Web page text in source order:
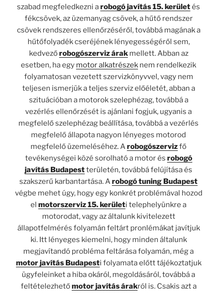
szabad megfeledkezni arobogó javítás 15. kerületés
fékcsövek, az üzemanyag csövek, a hűtő rendszer
csövek rendszeres ellenőrzéséről, továbbá magának a
hűtőfolyadék cseréjének lényegességéről sem,
kedvezőrobogószerviz árakmellett. Abban az
esetben, ha egy motor alkatrészek nem rendelkezik
folyamatosan vezetett szervizkönyvvel, vagy nem
teljesen ismerjük a teljes szerviz előéletét, abban a
szituációban a motorok szelephézag, továbbá a
vezérlés ellenőrzését is ajánlani fogjuk, ugyanis a
megfelelő szelephézag beállítása, továbbá a vezérlés
megfelelő állapota nagyon lényeges motorod
megfelelő üzemeléséhez. Arobogószervizfő
tevékenységei közé sorolható a motor és robogó
javítás Budapestterületén, továbbá felújítása és
szakszerű karbantartása. Arobogó tuning Budapest
végbe mehet úgy, hogy egy konkrét problémával hozod
el motorszerviz 15. kerületi telephelyünkre a
motorodat, vagy az általunk kivitelezett
állapotfelmérés folyamán feltárt pronlémákat javítjuk
ki. Itt lényeges kiemelni, hogy minden általunk
megjavítandó probléma feltárása folyamán, még a
motor javítás Budapesti folyamata előtt tájékoztatjuk
ügyfeleinket a hiba okáról, megoldásáról, továbbá a
feltételezhetőmotor javítás árakról is. Csakis azt a